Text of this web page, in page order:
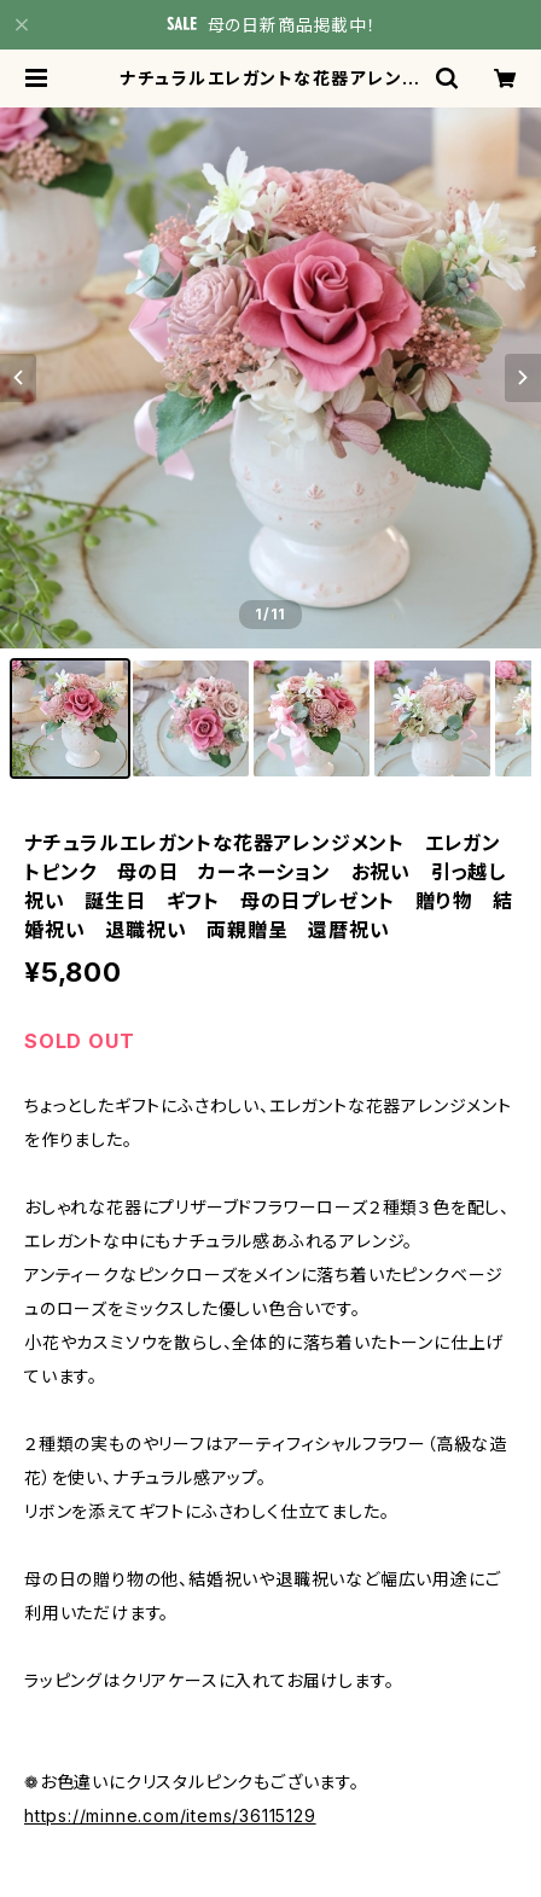
母の日新商品掲載中！
ナチュラルエレガントな花器アレンジ
カーネーション お祝い 引っ越し祝
い 誕生日 ギフト 母の日プレゼン
ト 贈り物 結婚祝い 退職祝い
両親贈呈 還暦祝い | Atelier Or
angery
1/11
ナチュラルエレガントな花器アレンジメント エレガン
トピンク 母の日 カーネーション お祝い 引っ越し
祝い 誕生日 ギフト 母の日プレゼント 贈り物 結
婚祝い 退職祝い 両親贈呈 還暦祝い
¥5,800
SOLD OUT
ちょっとしたギフトにふさわしい、エレガントな花器アレンジメント
を作りました。
おしゃれな花器にプリザーブドフラワーローズ２種類３色を配し、
エレガントな中にもナチュラル感あふれるアレンジ。
アンティークなピンクローズをメインに落ち着いたピンクベージ
ュのローズをミックスした優しい色合いです。
小花やカスミソウを散らし、全体的に落ち着いたトーンに仕上げ
ています。
２種類の実ものやリーフはアーティフィシャルフラワー（高級な造
花）を使い、ナチュラル感アップ。
リボンを添えてギフトにふさわしく仕立てました。
母の日の贈り物の他、結婚祝いや退職祝いなど幅広い用途にご
利用いただけます。
ラッピングはクリアケースに入れてお届けします。
❁お色違いにクリスタルピンクもございます。
https://minne.com/items/36115129